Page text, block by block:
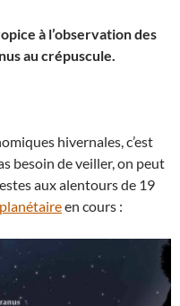
à l’observation des
au crépuscule.
hivernales, c’est
besoin de veiller, on peut
aux alentours de 19
en cours :